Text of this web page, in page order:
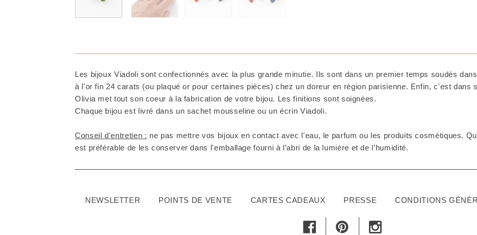
Les bijoux Viadoli sont confectionnés avec la plus grande minutie. Ils sont dans un premier temps soudés
à l'or fin 24 carats (ou plaqué or pour certaines pièces) chez un doreur en région parisienne. Enfin, c'est dans
Olivia met tout son coeur à la fabrication de votre bijou. Les finitions sont soignées.
Chaque bijou est livré dans un sachet mousseline ou un écrin Viadoli.
Conseil d'entretien : ne pas mettre vos bijoux en contact avec l'eau, le parfum ou les produits cosmétiques.
est préférable de les conserver dans l'emballage fourni à l’abri de la lumière et de l’humidité.
NEWSLETTER POINTS DE VENTE CARTES CADEAUX PRESSE CONDITIONS